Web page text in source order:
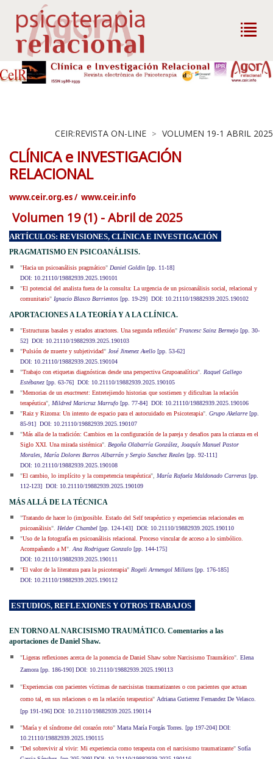
CEIR:REVISTA ON-LINE > VOLUMEN 19-1 ABRIL 2025
CLÍNICA e INVESTIGACIÓN
RELACIONAL
www.ceir.org.es/ www.ceir.info
Volumen 19 (1) - Abril de 2025
ARTÍCULOS: REVISIONES, CLÍNICA E INVESTIGACIÓN
PRAGMATISMO EN PSICOANÁLISIS.
"Hacia un psicoanálisis pragmático" Daniel Goldin [pp. 11-18]
DOI: 10.21110/19882939.2025.190101
"El potencial del analista fuera de la consulta: La urgencia de un psicoanálisis social, relacional y
comunitario" Ignacio Blasco Barrientos [pp. 19-29] DOI: 10.21110/19882939.2025.190102
APORTACIONES A LA TEORÍA Y A LA CLÍNICA.
"Estructuras basales y estados atractores. Una segunda reflexión" Francesc Sainz Bermejo [pp. 30-
52] DOI: 10.21110/19882939.2025.190103
"Pulsión de muerte y subjetividad" José Jimenez Avello [pp. 53-62]
DOI: 10.21110/19882939.2025.190104
"Trabajo con etiquetas diagnósticas desde una perspectiva Grupoanalítica".
Raquel Gallego
Estébanez [pp. 63-76] DOI: 10.21110/19882939.2025.190105
"Memorias de un enactment: Entretejiendo historias que sostienen y dificultan la relación
terapéutica", Mildred Maricruz Marrufo [pp. 77-84] DOI: 10.21110/19882939.2025.190106
"Raiz y Rizoma: Un intento de espacio para el autocuidado en Psicoterapia". Grupo Akelarre[pp.
85-91] DOI: 10.21110/19882939.2025.190107
"Más alla de la tradición: Cambios en la configuración de la pareja y desafios para la crianza en el
Siglo XXI. Una mirada sistémica".
Begoña Olabarría González, Joaquín Manuel Pastor
Morales, María Dolores Barros Albarrán y Sergio Sanchez Reales [pp. 92-111]
DOI: 10.21110/19882939.2025.190108
"El cambio, lo implícito y la competencia terapéutica", María Rafaela Maldonado Carreras [pp.
112-123] DOI: 10.21110/19882939.2025.190109
MÁS ALLÁ DE LA TÉCNICA
"Tratando de hacer lo (im)posible. Estado del Self terapéutico y experiencias relacionales en
psicoanálisis". Helder Chambel [pp. 124-143] DOI: 10.21110/19882939.2025.190110
"Uso de la fotografía en psicoanálisis relacional. Proceso vincular de acceso a lo simbólico.
Acompañando a M". Ana Rodriguez Gonzalo [pp. 144-175]
DOI: 10.21110/19882939.2025.190111
"El valor de la literatura para la psicoterapia" Rogeli Armengol Millans [pp. 176-185]
DOI: 10.21110/19882939.2025.190112
ESTUDIOS, REFLEXIONES Y OTROS TRABAJOS
EN TORNO AL NARCISISMO TRAUMÁTICO. Comentarios a las
aportaciones de Daniel Shaw.
"Ligeras reflexiones acerca de la ponencia de Daniel Shaw sobre Narcisismo Traumático". Elena
Zamora [pp. 186-190] DOI: 10.21110/19882939.2025.190113
"Experiencias con pacientes víctimas de narcisistas traumatizantes o con pacientes que actuan
como tal, en sus relaciones o en la relación terapeutica" Adriana Gutierrez Fernandez De Velasco.
[pp 191-196] DOI: 10.21110/19882939.2025.190114
"María y el síndrome del corazón roto" Marta María Forgás Torres. [pp 197-204] DOI:
10.21110/19882939.2025.190115
"Del sobrevivir al vivir: Mi experiencia como terapeuta con el narcisismo traumatizante" Sofía